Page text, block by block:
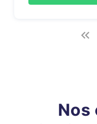
Nos